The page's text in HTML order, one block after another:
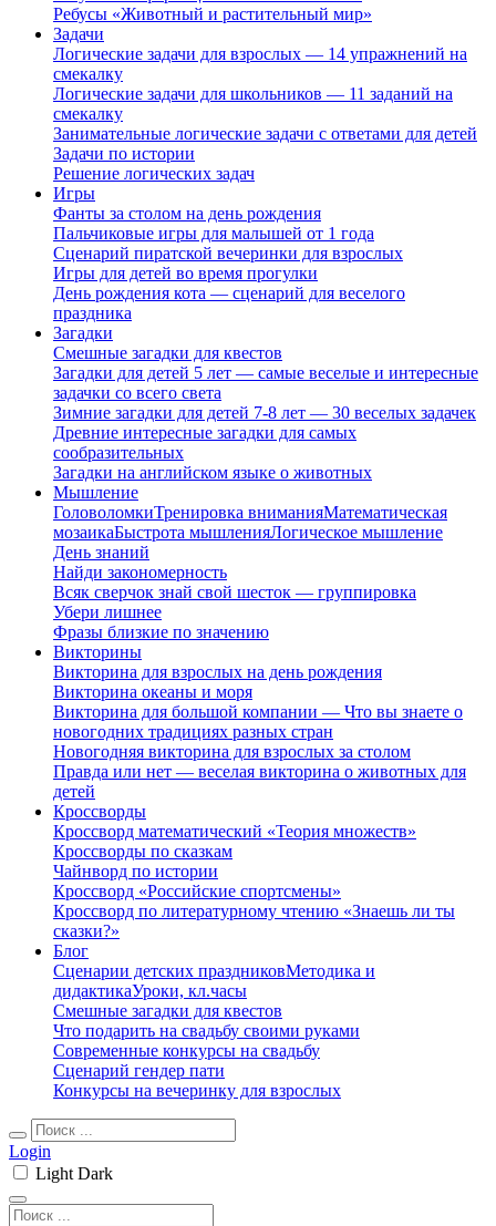
Ребусы «Животный и растительный мир»
Задачи
Логические задачи для взрослых — 14 упражнений на
смекалку
Логические задачи для школьников — 11 заданий на
смекалку
Занимательные логические задачи с ответами для детей
Задачи по истории
Решение логических задач
Игры
Фанты за столом на день рождения
Пальчиковые игры для малышей от 1 года
Сценарий пиратской вечеринки для взрослых
Игры для детей во время прогулки
День рождения кота — сценарий для веселого
праздника
Загадки
Смешные загадки для квестов
Загадки для детей 5 лет — самые веселые и интересные
задачки со всего света
Зимние загадки для детей 7-8 лет — 30 веселых задачек
Древние интересные загадки для самых
сообразительных
Загадки на английском языке о животных
Мышление
ГоловоломкиТренировка вниманияМатематическая
мозаикаБыстрота мышленияЛогическое мышление
День знаний
Найди закономерность
Всяк сверчок знай свой шесток — группировка
Убери лишнее
Фразы близкие по значению
Викторины
Викторина для взрослых на день рождения
Викторина океаны и моря
Викторина для большой компании — Что вы знаете о
новогодних традициях разных стран
Новогодняя викторина для взрослых за столом
Правда или нет — веселая викторина о животных для
детей
Кроссворды
Кроссворд математический «Теория множеств»
Кроссворды по сказкам
Чайнворд по истории
Кроссворд «Российские спортсмены»
Кроссворд по литературному чтению «Знаешь ли ты
сказки?»
Блог
Сценарии детских праздниковМетодика и
дидактикаУроки, кл.часы
Смешные загадки для квестов
Что подарить на свадьбу своими руками
Современные конкурсы на свадьбу
Сценарий гендер пати
Конкурсы на вечеринку для взрослых
Login
Light Dark